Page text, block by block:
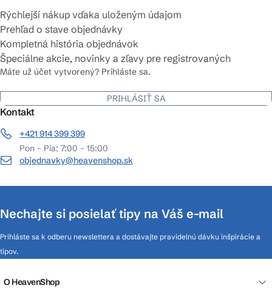
Rýchlejší nákup vďaka uloženým údajom
Prehľad o stave objednávky
Kompletná história objednávok
Špeciálne akcie, novinky a zľavy pre registrovaných
Máte už účet vytvorený? Prihláste sa.
PRIHLÁSIŤ SA
Kontakt
+421 914 399 399
Pon - Pia: 7:00 - 15:00
objednavky@heavenshop.sk
Nechajte si posielať tipy na Váš e-mail
Prihláste sa k odberu newslettera a dostávajte pravidelnú dávku inšpirácie a
tipov.
O HeavenShop